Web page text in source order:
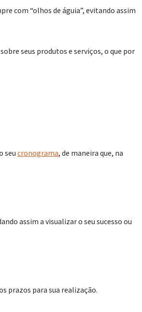
com “olhos de águia”, evitando assim
sobre seus produtos e serviços, o que por
seu cronograma, de maneira que, na
assim a visualizar o seu sucesso ou
prazos para sua realização.